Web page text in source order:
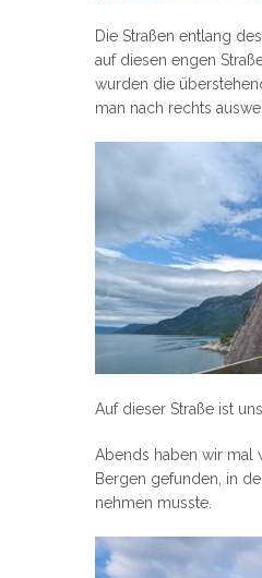
Die Straßen entlang
auf diesen engen
wurden die
man nach rechts
Auf dieser Straße ist
Abends haben wir mal
Bergen gefunden, in
nehmen musste.